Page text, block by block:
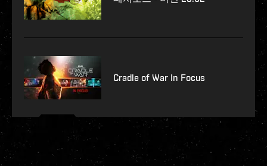
Cradle of War In Focus